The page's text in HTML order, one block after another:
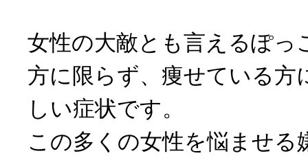
女性の大敵とも言えるぽっ
方に限らず、痩せている方
しい症状です。
この多くの女性を悩ませる